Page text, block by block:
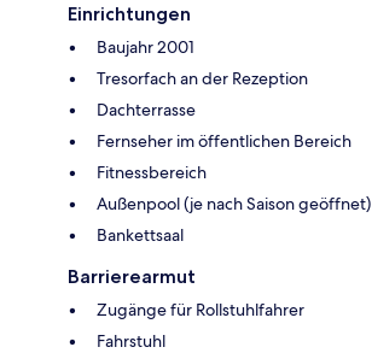
Einrichtungen
Baujahr 2001
Tresorfach an der Rezeption
Dachterrasse
Fernseher im öffentlichen Bereich
Fitnessbereich
Außenpool (je nach Saison geöffnet)
Bankettsaal
Barrierearmut
Zugänge für Rollstuhlfahrer
Fahrstuhl